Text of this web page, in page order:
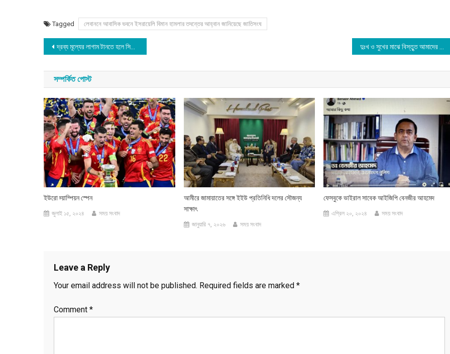
Tagged লেবাননে আবাসিক ভবনে ইসরায়েলি বিমান হামলার তদন্তের আহ্বান জানিয়েছে জাতিসংঘ
Post
navigation
দ্রব্য মূল্যের লাগাম টানতে হলে সিন্ডিকেট ভেঙ্গে চুরমার করে দিতে হবে : ডা. শফিকুর রহমান দুঃখ ও সুখের মাঝে বিস্তুৃত আমাদের যাত্রা : মুফতি মেনক
সম্পর্কিত পোস্ট
ইউরো চ্য়াম্পিয়ন স্পেন
জুলাই ১৫, ২০২৪ সময় সংবাদ
আমীরে জামায়াতের সঙ্গে ইইউ প্রতিনিধি দলের সৌজন্য
সাক্ষাৎ
জানুয়ারি ৭, ২০২৬ সময় সংবাদ
ফেসবুকে ভাইরাল সাবেক আইজিপি বেনজীর আহমেদ
এপ্রিল ২০, ২০২৪ সময় সংবাদ
Leave a Reply
Your email address will not be published. Required fields are marked *
Comment *